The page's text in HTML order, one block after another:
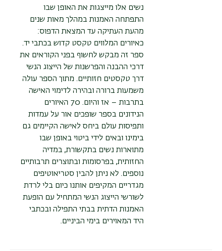
נשים אלו מייצגות את האופן שבו
התפתחה האמנות במהלך מאות שנים
מהעת העתיקה עד המצאת הדפוס:
כאיורים המלווים טקסט קדוש בכתבי יד.
ספר זה מבקש לחשוף בפני הקוראים את
דרכי ההבנה והפרשנות של הייצוג הנשי
דרך טקסטים חזותיים. מתוך הספר עולה
משמעות ברורה ובהירה לדימוי האישה
בתרבות – אז והיום. 70 האיורים
הנידונים בספר שופכים אור על עמדות
ותפיסות עולם ביחס לאישה הקיימים גם
בימינו ובאים לידי ביטוי באופן שבו
מתוארות נשים בתקשורת, במדיה
החזותית, בפרסומות ובתוצרים תרבותיים
נוספים. לא ניתן להבין סטריאוטיפים
מגדריים המקיפים אותנו כיום בלי לרדת
לשורשי הייצוג הנשי המתחיל עם הופעת
האמנות הדתית בבתי התפילה ובכתבי
היד המאוירים בימי הביניים.